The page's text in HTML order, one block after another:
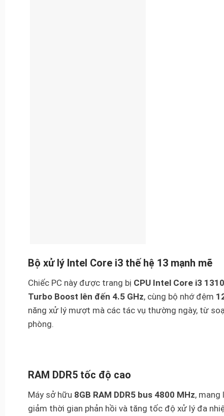
Bộ xử lý Intel Core i3 thế hệ 13 mạnh mẽ
Chiếc PC này được trang bị CPU Intel Core i3
Turbo Boost lên đến 4.5 GHz, cùng bộ nhớ đệm
năng xử lý mượt mà các tác vụ thường ngày, từ
phòng.
RAM DDR5 tốc độ cao
Máy sở hữu 8GB RAM DDR5 bus 4800 MHz, mang
giảm thời gian phản hồi và tăng tốc độ xử lý đa